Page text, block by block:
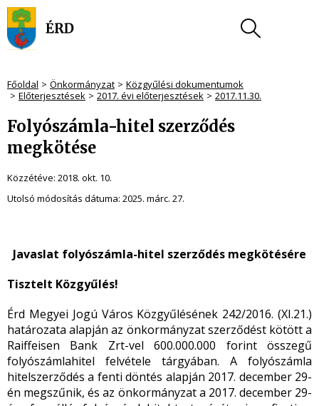
Főoldal Önkormányzat
Közgyűlési dokumentumok
Előterjesztések
2017. évi előterjesztések 2017.11.30.
Folyószámla-hitel szerződés
megkötése
Közzétéve: 2018. okt. 10.
Utolsó módosítás dátuma: 2025. márc. 27.
Javaslat folyószámla-hitel szerződés megkötésére
Tisztelt Közgyűlés!
Érd Megyei Jogú Város Közgyűlésének 242/2016. (XI.21.)
határozata alapján az önkormányzat szerződést kötött a
Raiffeisen Bank Zrt-vel 600.000.000 forint összegű
folyószámlahitel felvétele tárgyában. A folyószámla
hitelszerződés a fenti döntés alapján 2017. december 29-
én megszűnik, és az önkormányzat a 2017. december 29-